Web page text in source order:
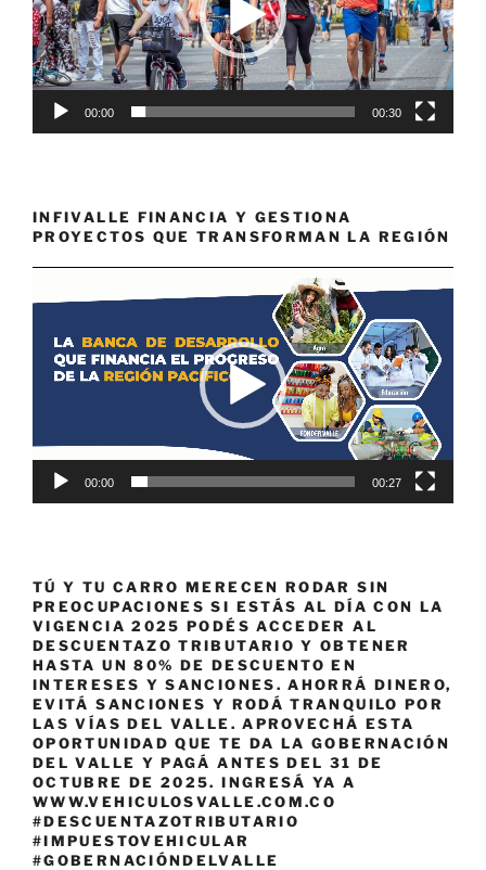
00:00 00:30
INFIVALLE FINANCIA Y GESTIONA
PROYECTOS QUE TRANSFORMAN LA REGIÓN
de
00:00 00:27
TÚ Y TU CARRO MERECEN RODAR SIN
PREOCUPACIONES SI ESTÁS AL DÍA CON LA
VIGENCIA 2025 PODÉS ACCEDER AL
DESCUENTAZO TRIBUTARIO Y OBTENER
HASTA UN 80% DE DESCUENTO EN
INTERESES Y SANCIONES. AHORRÁ DINERO,
EVITÁ SANCIONES Y RODÁ TRANQUILO POR
LAS VÍAS DEL VALLE. APROVECHÁ ESTA
OPORTUNIDAD QUE TE DA LA GOBERNACIÓN
DEL VALLE Y PAGÁ ANTES DEL 31 DE
OCTUBRE DE 2025. INGRESÁ YA A
WWW.VEHICULOSVALLE.COM.CO
#DESCUENTAZOTRIBUTARIO
#IMPUESTOVEHICULAR
#GOBERNACIÓNDELVALLE